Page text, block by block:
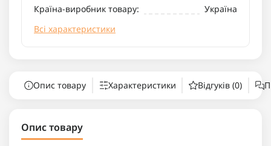
Країна-виробник товару:
Україна
Всі характеристики
Опис товару Характеристики Відгуків (0)
Опис товару